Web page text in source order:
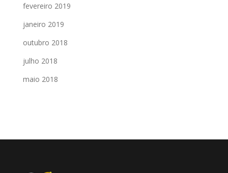
fevereiro 2019
janeiro 2019
outubro 2018
julho 2018
maio 2018